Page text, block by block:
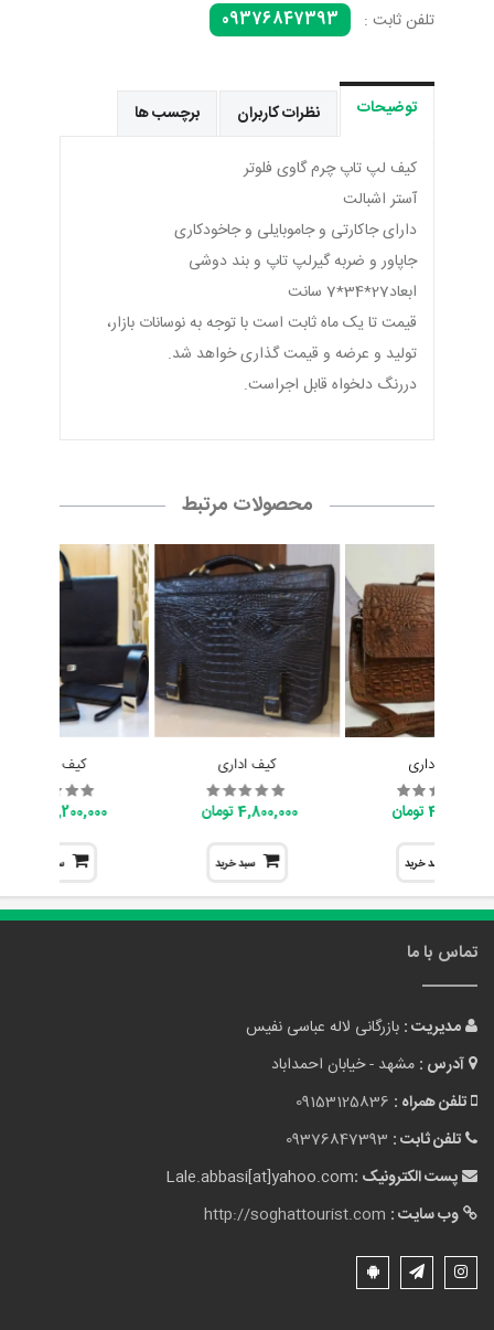
تلفن ثابت :
09376847393
توضیحات نظرات کاربران برچسب ها
کیف لپ تاپ چرم گاوی فلوتر
آستر اشبالت
دارای جاکارتی و جاموبایلی و جاخودکاری
جاپاور و ضربه گیرلپ تاپ و بند دوشی
ابعاد27*34*7 سانت
قیمت تا یک ماه ثابت است با توجه به نوسانات بازار،
تولید و عرضه و قیمت گذاری خواهد شد.
دررنگ دلخواه قابل اجراست.
محصولات مرتبط
کیف اداری
4,800,000 تومان
سبد خرید
کیف اداری
4,800,000 تومان
سبد خرید
کیف اداری
7,200,000 تومان
سبد خرید
تماس با ما
مدیریت : بازرگانی لاله عباسی نفیس
آدرس : مشهد - خیابان احمداباد
تلفن همراه : 09153125836
تلفن ثابت : 09376847393
پست الکترونیک :Lale.abbasi[at]yahoo.com
وب سایت : http://soghattourist.com